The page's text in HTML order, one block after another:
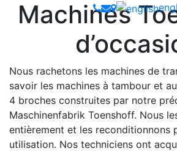
Machines
Nous rachetons les machines de
savoir les machines à tambour et
4 broches construites par notre
Maschinenfabrik Toenshoff. Nous
entièrement et les reconditionnons
utilisation. Nos techniciens ont